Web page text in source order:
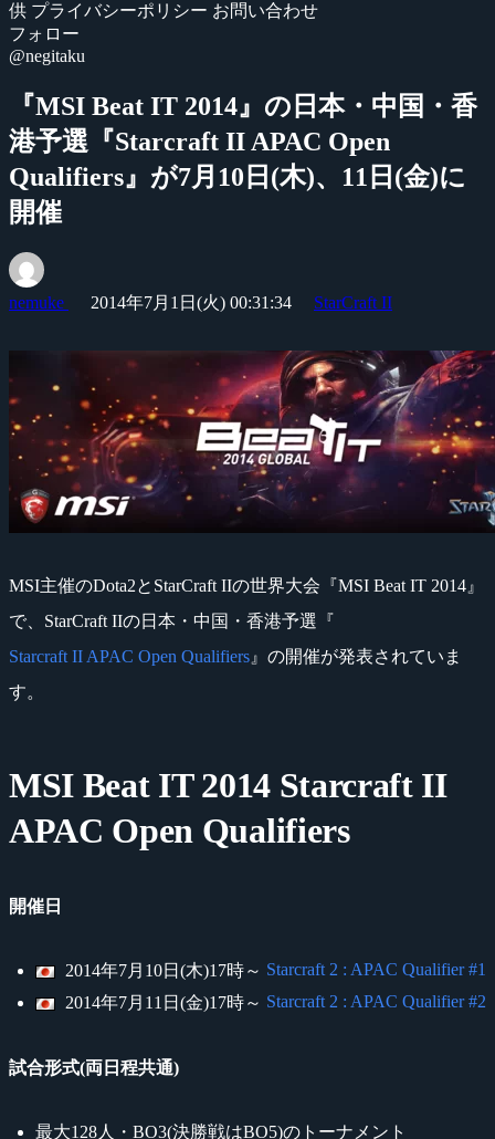
供 プライバシーポリシー お問い合わせ
フォロー
@negitaku
『MSI Beat IT 2014』の日本・中国・香
港予選『Starcraft II APAC Open
Qualifiers』が7月10日(木)、11日(金)に
開催
nemuke 2014年7月1日(火) 00:31:34 StarCraft II
MSI主催のDota2とStarCraft IIの世界大会『MSI Beat IT 2014』
で、StarCraft IIの日本・中国・香港予選『
Starcraft II APAC Open Qualifiers 』の開催が発表されていま
す。
MSI Beat IT 2014 Starcraft II
APAC Open Qualifiers
開催日
2014年7月10日(木)17時～ Starcraft 2 : APAC Qualifier #1
2014年7月11日(金)17時～ Starcraft 2 : APAC Qualifier #2
試合形式(両日程共通)
最大128人・BO3(決勝戦はBO5)のトーナメント